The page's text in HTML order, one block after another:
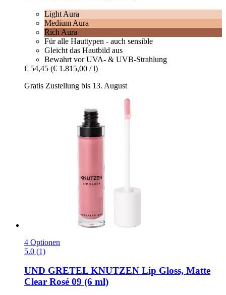
Light Aura
Medium Aura
Rich Aura
Für alle Hauttypen - auch sensible
Gleicht das Hautbild aus
Bewahrt vor UVA- & UVB-Strahlung
€ 54,45 (€ 1.815,00 / l)
Gratis Zustellung bis 13. August
4 Optionen
5.0 (1)
UND GRETEL KNUTZEN Lip Gloss, Matte
Clear Rosé 09 (6 ml)